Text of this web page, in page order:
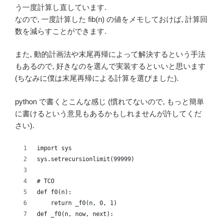
う一度計算し直しています.
なので, 一度計算した fib(n) の値をメモしておけば, 計算回
数を減らすことができます.
また, 動的計画法や末尾再帰によって解決するという手法
もあるので, 好きなのを選んで実装するといいと思います
(ちなみに僕は末尾再帰による計算を選びました).
python で書くとこんな感じ (慣れてないので, もっと簡単
に書けるという意見もあるかもしれませんが許してくだ
さい).
import sys
sys.setrecursionlimit(99999)
# TCO
def f0(n):
    return _f0(n, 0, 1)
def _f0(n, now, next):